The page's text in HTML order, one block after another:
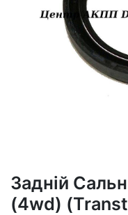
Задній
(4wd)